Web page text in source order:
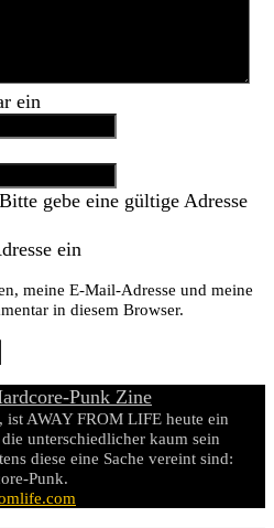
ein
gebe eine gültige Adresse
ein
meine E-Mail-Adresse und meine
in diesem Browser.
ist AWAY FROM LIFE heute ein
unterschiedlicher kaum sein
diese eine Sache vereint sind:
Punk.